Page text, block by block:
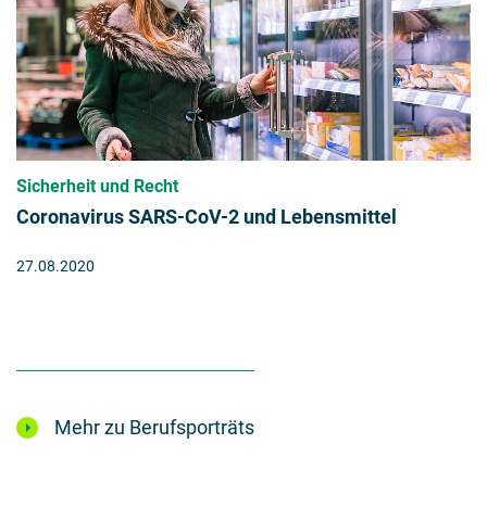
Sicherheit und Recht
Coronavirus SARS-CoV-2 und Lebensmittel
27.08.2020
Mehr zu Berufsporträts